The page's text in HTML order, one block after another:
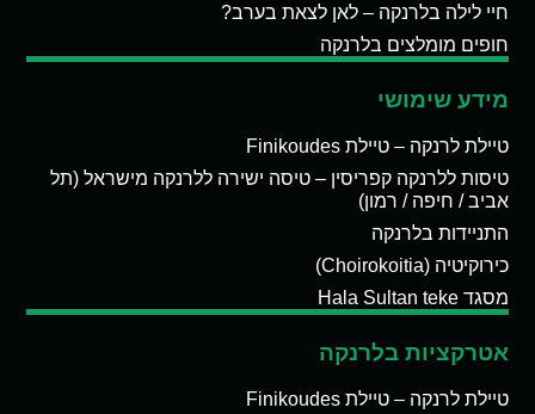
חיי לילה בלרנקה – לאן לצאת בערב?
חופים מומלצים בלרנקה
מידע שימושי
טיילת לרנקה – טיילת Finikoudes
טיסות ללרנקה קפריסין – טיסה ישירה ללרנקה מישראל (תל
אביב / חיפה / רמון)
התניידות בלרנקה
כירוקיטיה (Choirokoitia)
מסגד Hala Sultan teke
אטרקציות בלרנקה
טיילת לרנקה – טיילת Finikoudes